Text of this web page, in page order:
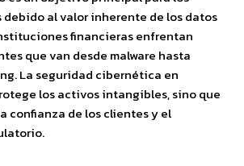
al valor inherente de los datos
financieras enfrentan
que van desde malware hasta
La seguridad cibernética en
los activos intangibles, sino que
confianza de los clientes y el